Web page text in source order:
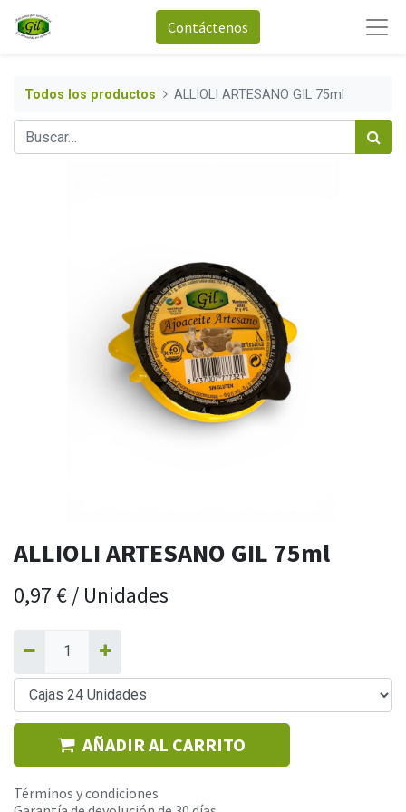
Contáctenos
Todos los productos ALLIOLI ARTESANO GIL 75ml
ALLIOLI ARTESANO GIL 75ml
0,97 € / Unidades
AÑADIR AL CARRITO
Términos y condiciones